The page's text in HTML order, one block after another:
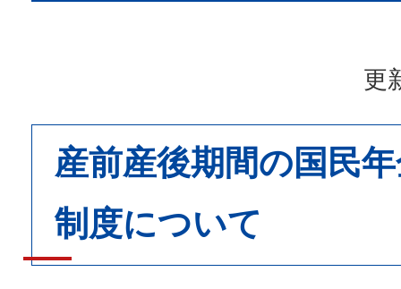
更
産前産後期間の国民
制度について